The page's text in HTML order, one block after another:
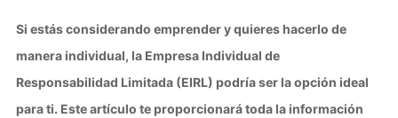
Si estás considerando emprender y quieres hacerlo de
manera individual, la Empresa Individual de
Responsabilidad Limitada (EIRL) podría ser la opción ideal
para ti. Este artículo te proporcionará toda la información